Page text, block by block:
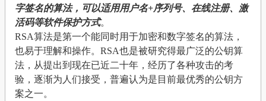
字签名的算法，可以适用用户名+序列号、在线注册、激
活码等软件保护方式。
RSA算法是第一个能同时用于加密和数字签名的算法，
也易于理解和操作。RSA也是被研究得最广泛的公钥算
法，从提出到现在已近二十年，经历了各种攻击的考
验，逐渐为人们接受，普遍认为是目前最优秀的公钥方
案之一。